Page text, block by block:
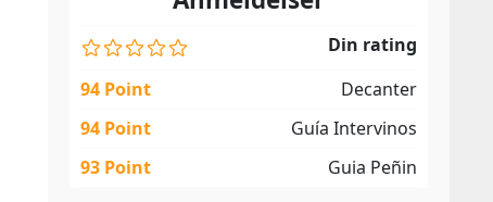
Din rating
94 Point
Decanter
94 Point
Guía Intervinos
93 Point
Guia Peñin